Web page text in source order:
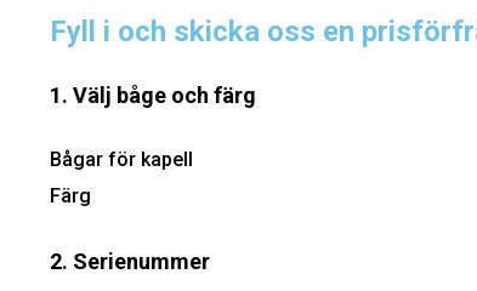
Fyll i och skicka oss en
1. Välj båge och färg
Bågar för kapell
Färg
2. Serienummer